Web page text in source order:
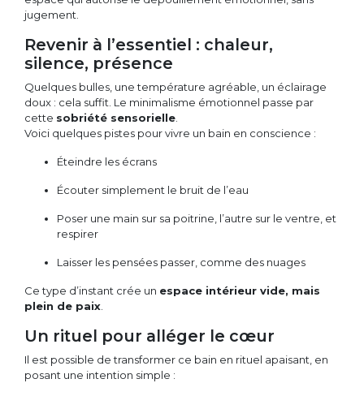
jugement.
Revenir à l’essentiel : chaleur,
silence, présence
Quelques bulles, une température agréable, un éclairage
doux : cela suffit. Le minimalisme émotionnel passe par
cette sobriété sensorielle
Voici quelques pistes pour vivre un bain en conscience :
Éteindre les écrans
Écouter simplement le bruit de l’eau
Poser une main sur sa poitrine, l’autre sur le ventre, et
respirer
Laisser les pensées passer, comme des nuages
Ce type d’instant crée un espace intérieur vide, mais
plein de paix
Un rituel pour alléger le cœur
Il est possible de transformer ce bain en rituel apaisant, en
posant une intention simple :